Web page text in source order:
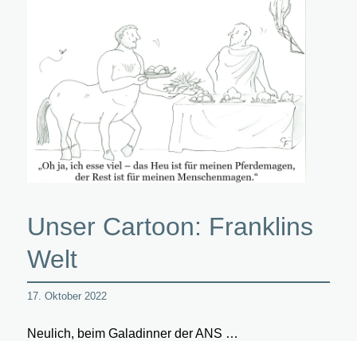
Unser Cartoon: Franklins
Welt
17. Oktober 2022
Neulich, beim Galadinner der ANS …